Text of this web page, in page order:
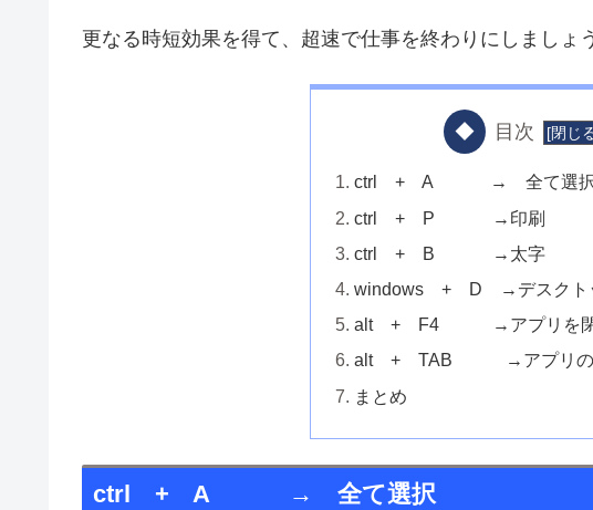
更なる時短効果を得て、超速で仕事を終わりにしましょ
目次
ctrl + A → 全て選
ctrl + P →印刷
ctrl + B →太字
windows + D →デスクト
alt + F4 →アプリを閉
alt + TAB →アプリの
まとめ
ctrl + A → 全て選択